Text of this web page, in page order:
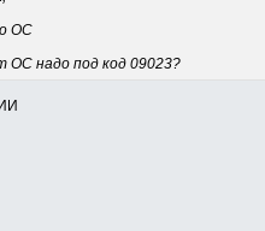
о ОС
ОС надо под код 09023?